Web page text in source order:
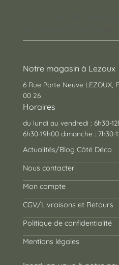
Notre magasin à Lezoux
6 Rue Porte Neuve LEZOUX,
00 26
Horaires
du lundi au vendredi : 6h30-
6h30-19h00 dimanche : 7h30-
Actualités/Blog Côté Déco
Nous contacter
Mon compte
CGV/Livraisons et Retours
Politique de confidentialité
Mentions légales